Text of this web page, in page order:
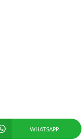
WHATSAPP